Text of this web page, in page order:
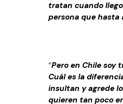
tratan cuando
persona que hasta
“Pero en Chile soy
Cuál es la
insultan y agrede
quieren tan poco